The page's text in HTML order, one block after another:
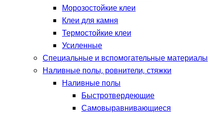
Морозостойкие клеи
Клеи для камня
Термостойкие клеи
Усиленные
Специальные и вспомогательные материалы
Наливные полы, ровнители, стяжки
Наливные полы
Быстротвердеющие
Самовыравнивающиеся